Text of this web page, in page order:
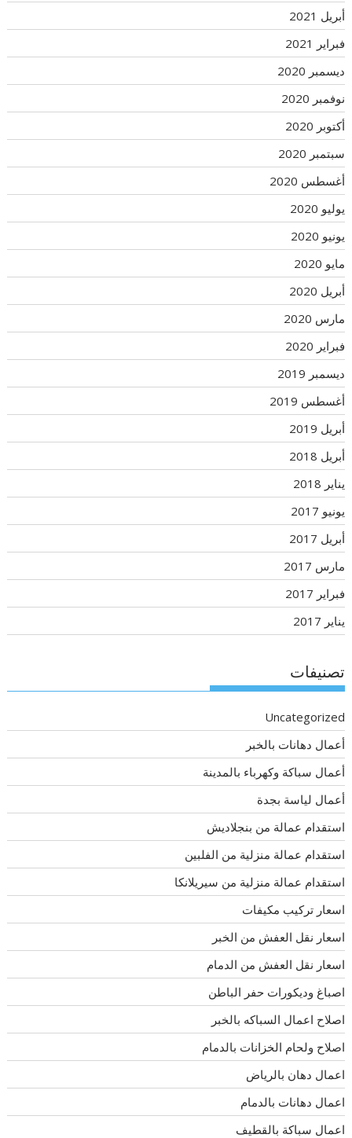
أبريل 2021
فبراير 2021
ديسمبر 2020
نوفمبر 2020
أكتوبر 2020
سبتمبر 2020
أغسطس 2020
يوليو 2020
يونيو 2020
مايو 2020
أبريل 2020
مارس 2020
فبراير 2020
ديسمبر 2019
أغسطس 2019
أبريل 2019
أبريل 2018
يناير 2018
يونيو 2017
أبريل 2017
مارس 2017
فبراير 2017
يناير 2017
تصنيفات
Uncategorized
أعمال دهانات بالخبر
أعمال سباكة وكهرباء بالمدينة
أعمال لياسة بجدة
استقدام عمالة من بنجلاديش
استقدام عمالة منزلية من الفلبين
استقدام عمالة منزلية من سيريلانكا
اسعار تركيب مكيفات
اسعار نقل العفش من الخبر
اسعار نقل العفش من الدمام
اصباغ وديكورات حفر الباطن
اصلاح اعمال السباكه بالخبر
اصلاح ولحام الخزانات بالدمام
اعمال دهان بالرياض
اعمال دهانات بالدمام
اعمال سباكة بالقطيف